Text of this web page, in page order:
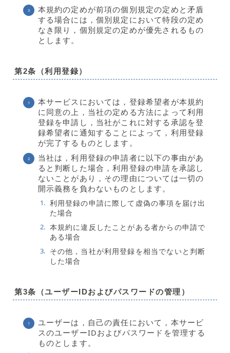
本規約の定めが前項の個別規定の定めと矛盾
する場合には，個別規定において特段の定め
なき限り，個別規定の定めが優先されるもの
とします。
第2条（利用登録）
本サービスにおいては，登録希望者が本規約
に同意の上，当社の定める方法によって利用
登録を申請し，当社がこれに対する承認を登
録希望者に通知することによって，利用登録
が完了するものとします。
当社は，利用登録の申請者に以下の事由があ
ると判断した場合，利用登録の申請を承認し
ないことがあり，その理由については一切の
開示義務を負わないものとします。
利用登録の申請に際して虚偽の事項を届け出
た場合
本規約に違反したことがある者からの申請で
ある場合
その他，当社が利用登録を相当でないと判断
した場合
第3条（ユーザーIDおよびパスワードの管理）
ユーザーは，自己の責任において，本サービ
スのユーザーIDおよびパスワードを管理する
ものとします。